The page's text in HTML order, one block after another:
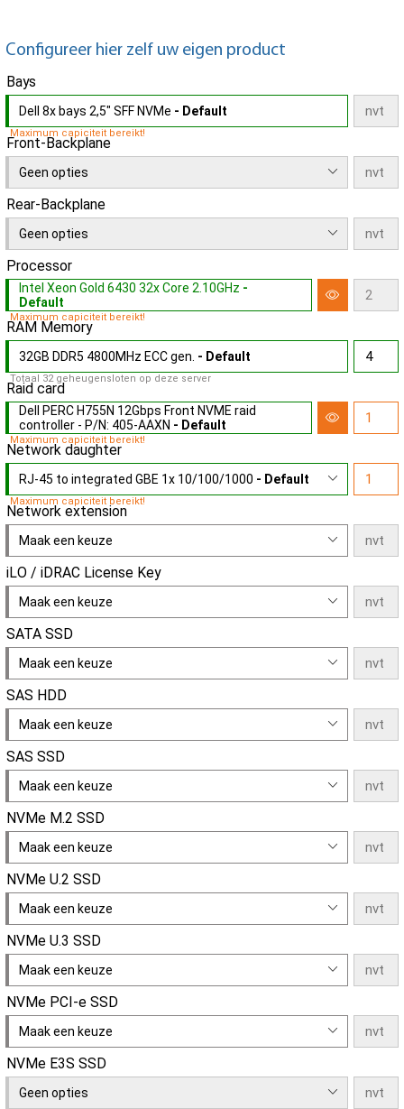
Configureer hier zelf uw eigen product
Bays
Dell 8x bays 2,5" SFF NVMe - Default
Maximum capiciteit bereikt!
Front-Backplane
Geen opties
Rear-Backplane
Geen opties
Processor
Intel Xeon Gold 6430 32x Core 2.10GHz -
Default
Maximum capiciteit bereikt!
RAM Memory
32GB DDR5 4800MHz ECC gen. - Default
Totaal 32 geheugensloten op deze server
Raid card
Dell PERC H755N 12Gbps Front NVME raid
controller - P/N: 405-AAXN - Default
Maximum capiciteit bereikt!
Network daughter
RJ-45 to integrated GBE 1x 10/100/1000 - Default
Maximum capiciteit bereikt!
Network extension
Maak een keuze
iLO / iDRAC License Key
Maak een keuze
SATA SSD
Maak een keuze
SAS HDD
Maak een keuze
SAS SSD
Maak een keuze
NVMe M.2 SSD
Maak een keuze
NVMe U.2 SSD
Maak een keuze
NVMe U.3 SSD
Maak een keuze
NVMe PCI-e SSD
Maak een keuze
NVMe E3S SSD
Geen opties